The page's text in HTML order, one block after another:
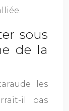
sous
de la
les
il pas